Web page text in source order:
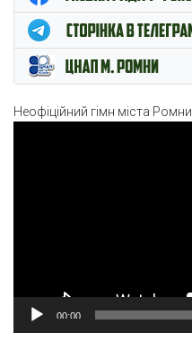
Неофіційний гімн міста Ромни
00:00